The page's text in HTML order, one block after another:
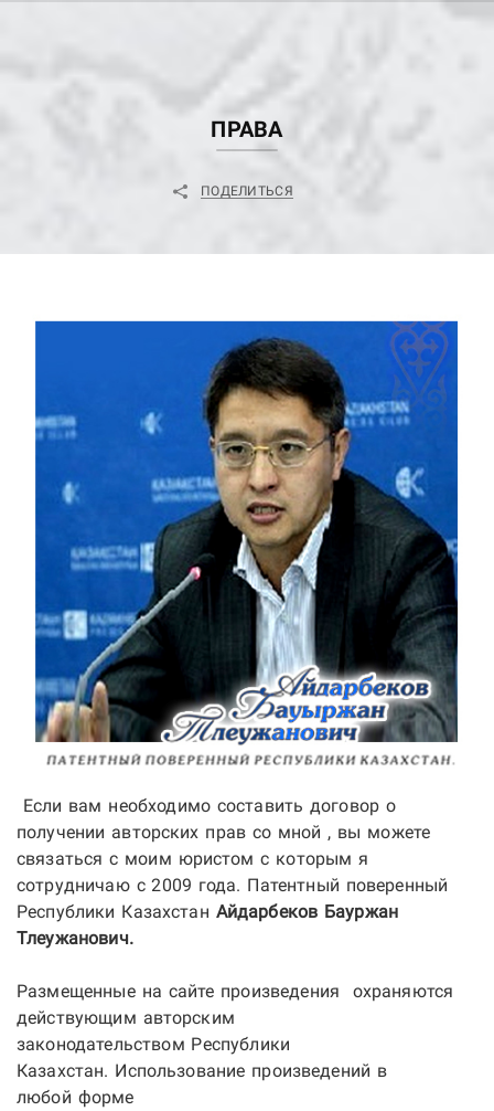
ПРАВА
ПОДЕЛИТЬСЯ
Если вам необходимо составить договор о
получении авторских прав со мной , вы можете
связаться с моим юристом с которым я
сотрудничаю с 2009 года. Патентный поверенный
Республики Казахстан Айдарбеков Бауржан
Тлеужанович.
Размещенные на сайте произведения охраняются
действующим авторским
законодательством Республики
Казахстан. Использование произведений в
любой форме